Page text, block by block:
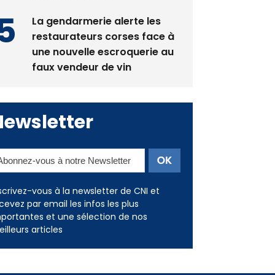
une nouvelle escroquerie au
faux vendeur de vin
vous à la newsletter de CNI et
par email les infos les plus
et une sélection de nos
articles